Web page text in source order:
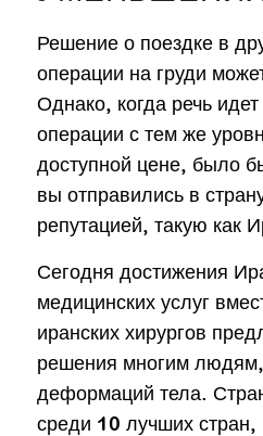
Решение о поездке в
операции на груди
Однако, когда речь
операции с тем же
доступной цене, было
вы отправились в
репутацией, такую как
Сегодня достижения
медицинских услуг
иранских хирургов
решения многим
деформаций тела.
среди 10 лучших